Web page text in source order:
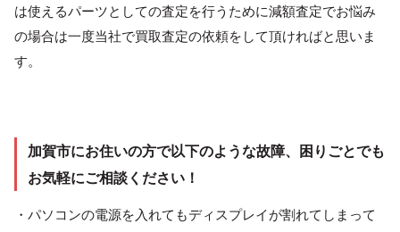
は使えるパーツとしての査定を行うために減額査定でお悩み
の場合は一度当社で買取査定の依頼をして頂ければと思いま
す。
加賀市にお住いの方で以下のような故障、困りごとでも
お気軽にご相談ください！
・パソコンの電源を入れてもディスプレイが割れてしまって